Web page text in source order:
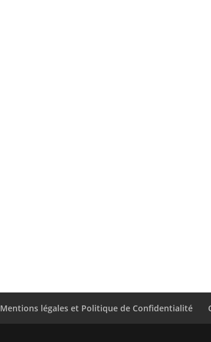
Mentions légales et Politique de Confidentialité